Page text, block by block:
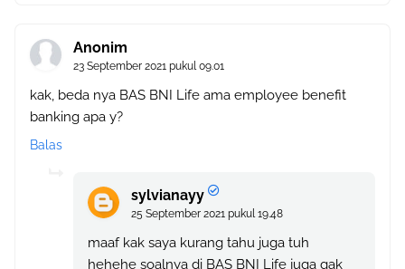
Anonim
23 September 2021 pukul 09.01
kak, beda nya BAS BNI Life ama employee benefit
banking apa y?
Balas
sylvianayy
25 September 2021 pukul 19.48
maaf kak saya kurang tahu juga tuh
hehehe soalnya di BAS BNI Life juga gak